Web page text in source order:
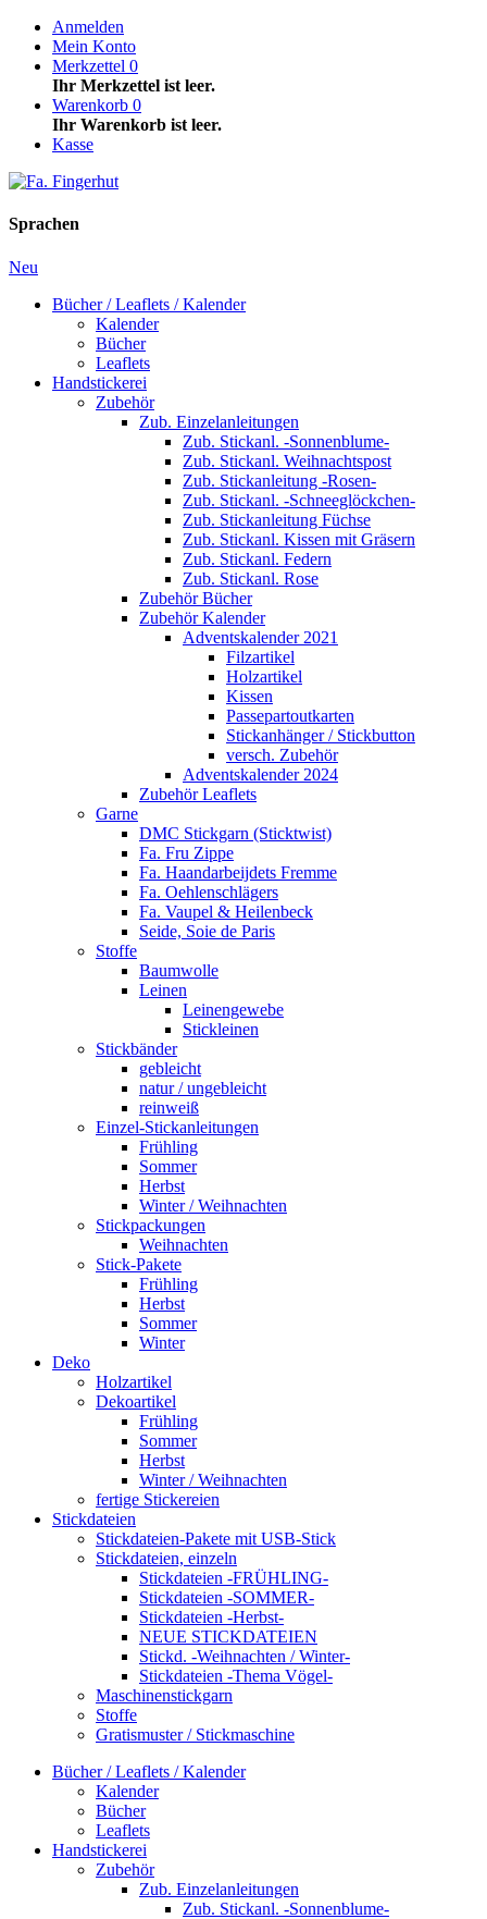
Anmelden
Mein Konto
Merkzettel 0
Ihr Merkzettel ist leer.
Warenkorb 0
Ihr Warenkorb ist leer.
Kasse
Sprachen
Neu
Bücher / Leaflets / Kalender
Kalender
Bücher
Leaflets
Handstickerei
Zubehör
Zub. Einzelanleitungen
Zub. Stickanl. -Sonnenblume-
Zub. Stickanl. Weihnachtspost
Zub. Stickanleitung -Rosen-
Zub. Stickanl. -Schneeglöckchen-
Zub. Stickanleitung Füchse
Zub. Stickanl. Kissen mit Gräsern
Zub. Stickanl. Federn
Zub. Stickanl. Rose
Zubehör Bücher
Zubehör Kalender
Adventskalender 2021
Filzartikel
Holzartikel
Kissen
Passepartoutkarten
Stickanhänger / Stickbutton
versch. Zubehör
Adventskalender 2024
Zubehör Leaflets
Garne
DMC Stickgarn (Sticktwist)
Fa. Fru Zippe
Fa. Haandarbeijdets Fremme
Fa. Oehlenschlägers
Fa. Vaupel & Heilenbeck
Seide, Soie de Paris
Stoffe
Baumwolle
Leinen
Leinengewebe
Stickleinen
Stickbänder
gebleicht
natur / ungebleicht
reinweiß
Einzel-Stickanleitungen
Frühling
Sommer
Herbst
Winter / Weihnachten
Stickpackungen
Weihnachten
Stick-Pakete
Frühling
Herbst
Sommer
Winter
Deko
Holzartikel
Dekoartikel
Frühling
Sommer
Herbst
Winter / Weihnachten
fertige Stickereien
Stickdateien
Stickdateien-Pakete mit USB-Stick
Stickdateien, einzeln
Stickdateien -FRÜHLING-
Stickdateien -SOMMER-
Stickdateien -Herbst-
NEUE STICKDATEIEN
Stickd. -Weihnachten / Winter-
Stickdateien -Thema Vögel-
Maschinenstickgarn
Stoffe
Gratismuster / Stickmaschine
Bücher / Leaflets / Kalender
Kalender
Bücher
Leaflets
Handstickerei
Zubehör
Zub. Einzelanleitungen
Zub. Stickanl. -Sonnenblume-